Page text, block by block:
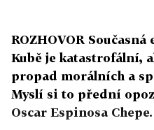
ROZHOVOR
Kubě je katastrofální,
propad morálních a
Myslí si to přední
Oscar Espinosa Chepe.